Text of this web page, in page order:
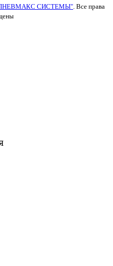
СИСТЕМЫ". Все права